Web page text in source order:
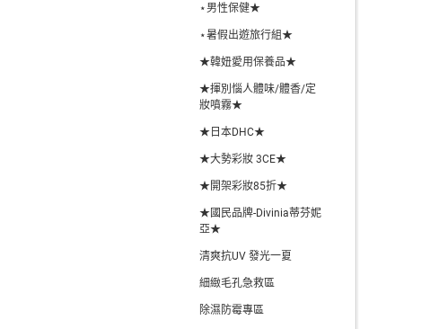
⋆男性保健★
⋆暑假出遊旅行組★
★韓妞愛用保養品★
★揮別惱人體味/體香/定
妝噴霧★
★日本DHC★
★大勢彩妝 3CE★
★開架彩妝85折★
★國民品牌-Divinia蒂芬妮
亞★
清爽抗UV 發光一夏
細緻毛孔急救區
除濕防霉專區